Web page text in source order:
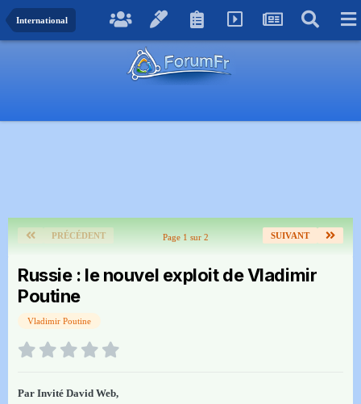
International
PRÉCÉDENT SUIVANT
Page 1 sur 2
Russie : le nouvel exploit de Vladimir
Poutine
Vladimir Poutine
Par Invité David Web,